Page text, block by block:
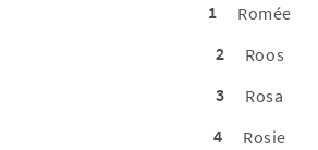
1
Romée
2
Roos
3
Rosa
4
Rosie